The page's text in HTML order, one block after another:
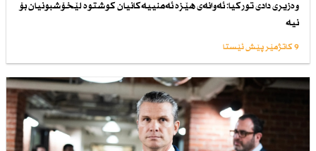
وەزیری دادی توركیا: ئەوانەی هێزە ئەمنییەكانیان كوشتوە لێخۆشبونیان بۆ
نیە
9 کاتژمێر پێش ئێستا